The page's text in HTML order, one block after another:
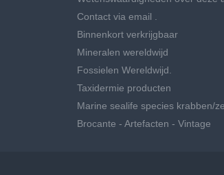
Contact via email .
Binnenkort verkrijgbaar
Mineralen wereldwijd
Fossielen Wereldwijd.
Taxidermie producten
Marine sealife species krabben/
Brocante - Artefacten - Vintage